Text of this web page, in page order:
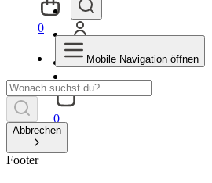
0
0
Mobile Navigation öffnen
Abbrechen
Footer